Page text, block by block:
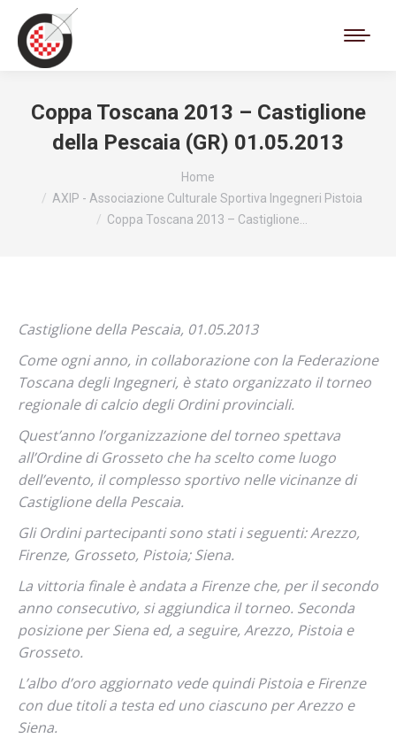
Coppa Toscana 2013 – Castiglione
della Pescaia (GR) 01.05.2013
Home
AXIP - Associazione Culturale Sportiva Ingegneri Pistoia
Coppa Toscana 2013 – Castiglione…
Castiglione della Pescaia, 01.05.2013
Come ogni anno, in collaborazione con la Federazione
Toscana degli Ingegneri, è stato organizzato il torneo
regionale di calcio degli Ordini provinciali.
Quest’anno l’organizzazione del torneo spettava
all’Ordine di Grosseto che ha scelto come luogo
dell’evento, il complesso sportivo nelle vicinanze di
Castiglione della Pescaia.
Gli Ordini partecipanti sono stati i seguenti: Arezzo,
Firenze, Grosseto, Pistoia; Siena.
La vittoria finale è andata a Firenze che, per il secondo
anno consecutivo, si aggiundica il torneo. Seconda
posizione per Siena ed, a seguire, Arezzo, Pistoia e
Grosseto.
L’albo d’oro aggiornato vede quindi Pistoia e Firenze
con due titoli a testa ed uno ciascuno per Arezzo e
Siena.